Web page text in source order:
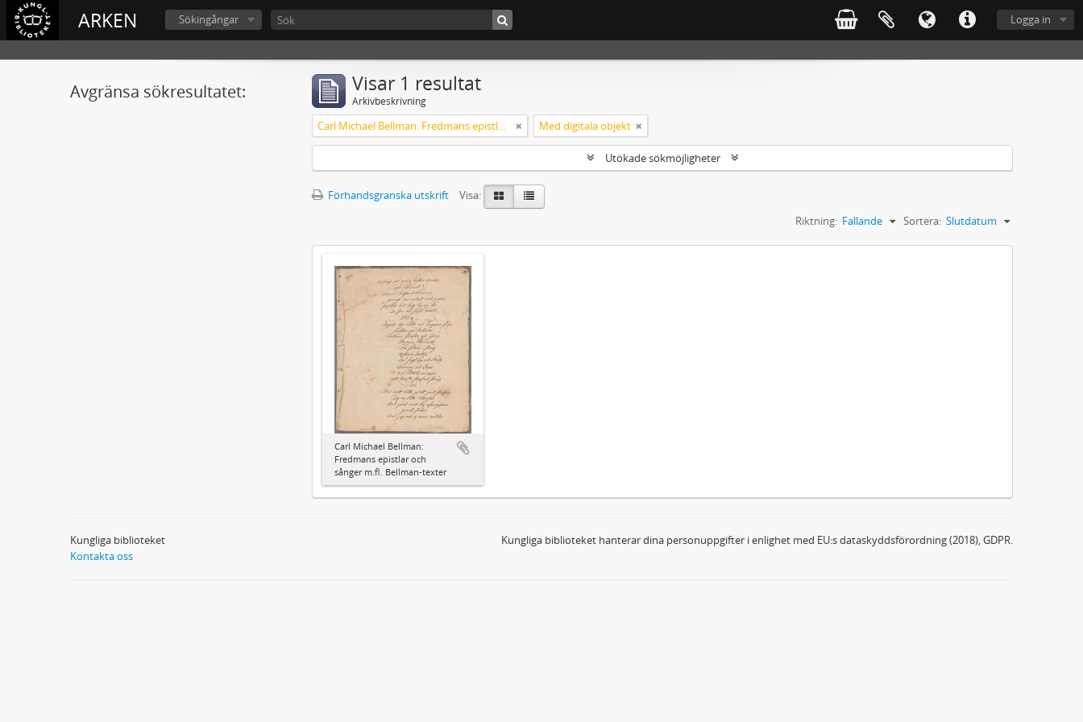
ARKEN Logga in
Sökingångar
Avgränsa sökresultatet: Visar 1 resultat
Arkivbeskrivning
Carl Michael Bellman: Fredmans epistlar och sånger m.fl. Bellman-texter Med digitala objekt
Utökade sökmöjligheter
Förhandsgranska utskrift
Visa:
Sortera: Slutdatum
Riktning: Fallande
Carl Michael Bellman:
Fredmans epistlar och
sånger m.fl. Bellman-texter
Kungliga biblioteket
Kontakta oss
Kungliga biblioteket hanterar dina personuppgifter i enlighet med EU:s dataskyddsförordning (2018), GDPR.